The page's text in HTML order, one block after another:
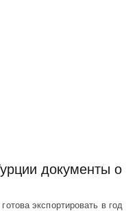
документы о
экспортировать в год